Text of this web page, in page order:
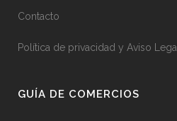
Contacto
Política de privacidad y Aviso Legal
GUÍA DE COMERCIOS